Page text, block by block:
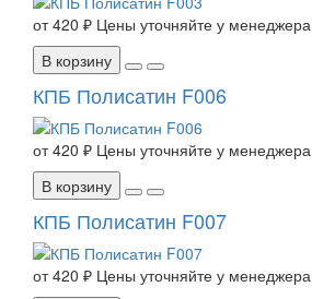
от 420 ₽ Цены уточняйте у менеджера
В корзину
КПБ Полисатин F006
от 420 ₽ Цены уточняйте у менеджера
В корзину
КПБ Полисатин F007
от 420 ₽ Цены уточняйте у менеджера